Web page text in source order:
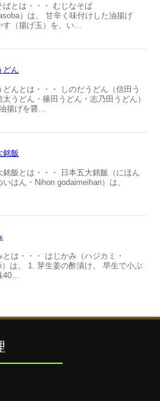
ばとは・・・ むじなそば
）は、 甘辛く味付けした油揚げ
す（揚げ玉）を、い...
どん
どんとは・・・ しのだうどん（信田う
太うどん・篠田うどん・志乃田うどん）
揚げを醤...
銘飯
銘飯とは・・・ 日本五大銘飯（にほん
いはん・Nihon godaimeihan）は、
とは・・・ はじかみ（ハジカミ・
）は、 1. 芽生姜の酢漬け。 早生で小ぶ